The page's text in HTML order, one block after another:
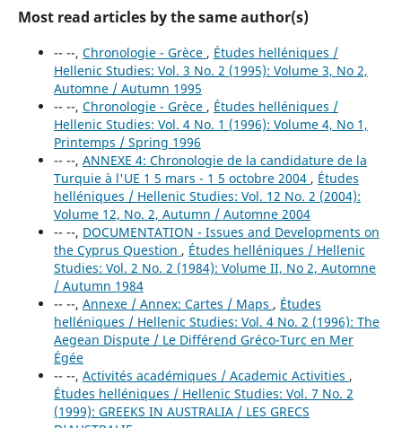
Most read articles by the same author(s)
-- --, Chronologie - Grèce , Études helléniques /
Hellenic Studies: Vol. 3 No. 2 (1995): Volume 3, No 2,
Automne / Autumn 1995
-- --, Chronologie - Grèce , Études helléniques /
Hellenic Studies: Vol. 4 No. 1 (1996): Volume 4, No 1,
Printemps / Spring 1996
-- --, ANNEXE 4: Chronologie de la candidature de la
Turquie à l'UE 1 5 mars - 1 5 octobre 2004 , Études
helléniques / Hellenic Studies: Vol. 12 No. 2 (2004):
Volume 12, No. 2, Autumn / Automne 2004
-- --, DOCUMENTATION - Issues and Developments on
the Cyprus Question , Études helléniques / Hellenic
Studies: Vol. 2 No. 2 (1984): Volume II, No 2, Automne
/ Autumn 1984
-- --, Annexe / Annex: Cartes / Maps , Études
helléniques / Hellenic Studies: Vol. 4 No. 2 (1996): The
Aegean Dispute / Le Différend Gréco-Turc en Mer
Égée
-- --, Activités académiques / Academic Activities ,
Études helléniques / Hellenic Studies: Vol. 7 No. 2
(1999): GREEKS IN AUSTRALIA / LES GRECS